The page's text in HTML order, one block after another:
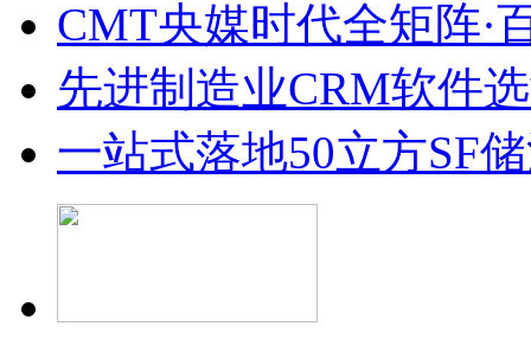
CMT央媒时代全矩阵·
先进制造业CRM软件
一站式落地50立方SF